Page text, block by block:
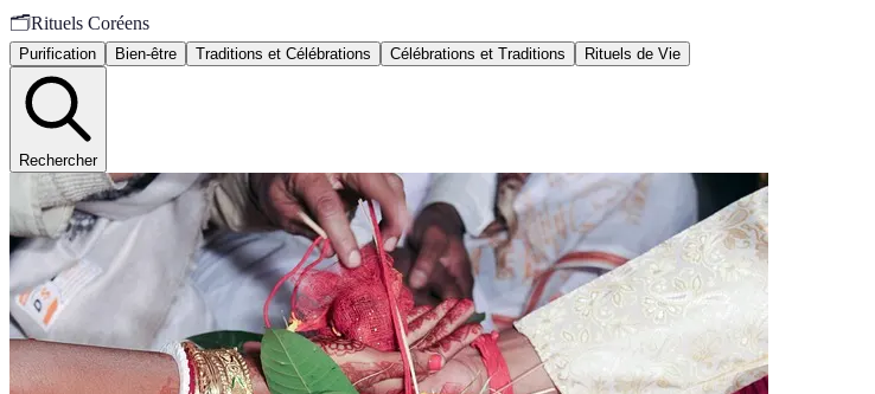
🗂️Rituels Coréens
Purification Bien-être Traditions et Célébrations Célébrations et Traditions Rituels de Vie
Rechercher